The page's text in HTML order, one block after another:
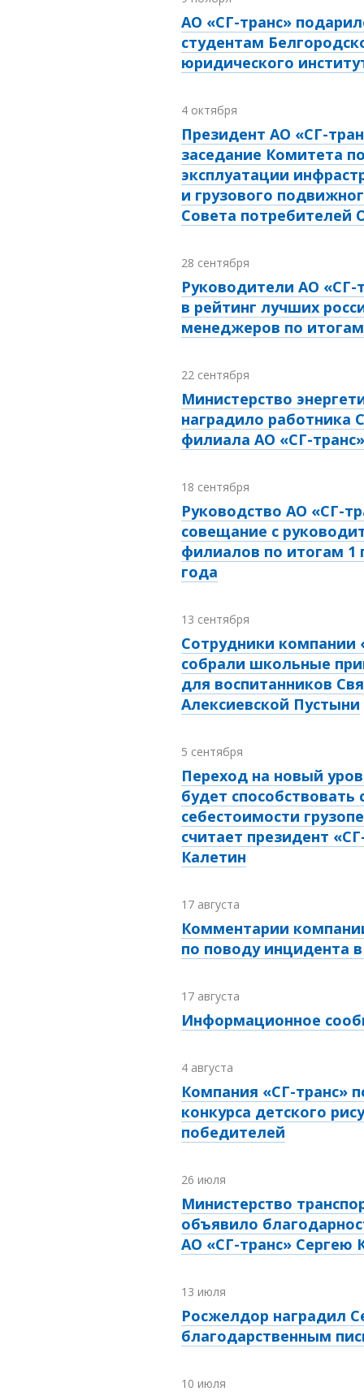
АО «СГ-транс»
студентам
юридического
4 октября
Президент АО «СГ-
заседание Комитета
эксплуатации
и грузового
Совета
28 сентября
Руководители АО «СГ-
в рейтинг лучших
менеджеров по итогам
22 сентября
Министерство
наградило работника
филиала АО «СГ-
18 сентября
Руководство АО «СГ-
совещание с
филиалов по итогам 1
года
13 сентября
Сотрудники компании
собрали школьные
для воспитанников
Алексиевской Пустыни
5 сентября
Переход на новый
будет
себестоимости
считает президент
Калетин
17 августа
Комментарии
по поводу инцидента
17 августа
Информационное
4 августа
Компания «СГ-транс»
конкурса детского
победителей
26 июля
Министерство
объявило
АО «СГ-транс» Сергею
13 июля
Росжелдор наградил
благодарственным
10 июля